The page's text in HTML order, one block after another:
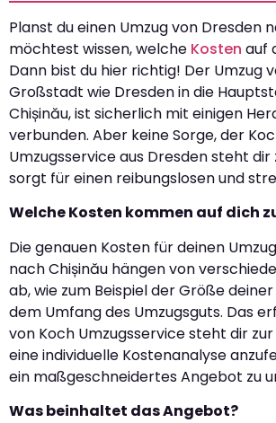
Planst du einen Umzug von Dresden
möchtest wissen, welche Kosten auf
Dann bist du hier richtig! Der Umzug
Großstadt wie Dresden in die
Chișinău, ist sicherlich mit einigen
verbunden. Aber keine Sorge, der
Umzugsservice aus Dresden steht dir
sorgt für einen reibungslosen und
Welche Kosten kommen auf dich
Die genauen Kosten für deinen
nach Chișinău hängen von
ab, wie zum Beispiel der Größe
dem Umfang des Umzugsguts. Das
von Koch Umzugsservice steht dir
eine individuelle Kostenanalyse
ein maßgeschneidertes Angebot zu
Was beinhaltet das Angebot?